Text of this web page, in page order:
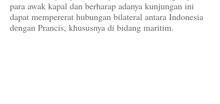
para awak kapal dan berharap adanya kunjungan ini
dapat mempererat hubungan bilateral antara Indonesia
dengan Prancis, khususnya di bidang maritim.